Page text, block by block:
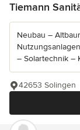
Tiemann
Neubau –
– Solartechnik –
42653 Solingen